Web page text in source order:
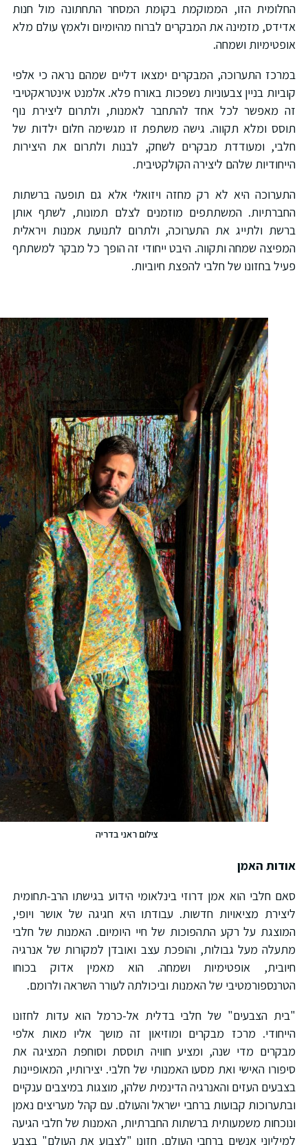
הזו, הממוקמת בקומת המסחר התחתונה מול חנות
מזמינה את המבקרים לברוח מהיומיום ולאמץ עולם מלא
ושמחה.
התערוכה, המבקרים ימצאו דליים שמהם נראה כי אלפי
בניין צבעוניות נשפכות באורח פלא. אלמנט אינטראקטיבי
מאפשר לכל אחד להתחבר לאמנות, ולתרום ליצירת נוף
ומלא תקווה. גישה משתפת זו מגשימה חלום ילדות של
ומעודדת מבקרים לשחק, לבנות ולתרום את היצירות
שלהם ליצירה הקולקטיבית.
היא לא רק מחזה ויזואלי אלא גם תופעה ברשתות
המשתתפים מוזמנים לצלם תמונות, לשתף אותן
ולתייג את התערוכה, ולתרום לתנועת אמנות ויראלית
שמחה ותקווה. היבט ייחודי זה הופך כל מבקר למשתתף
בחזונו של חלבי להפצת חיוביות.
צילום ראני בדריה
האמן
חלבי הוא אמן דרוזי בינלאומי הידוע בגישתו הרב-תחומית
מציאויות חדשות. עבודתו היא חגיגה של אושר ויופי,
על רקע התהפוכות של חיי היומיום. האמנות של חלבי
מעל גבולות, והופכת עצב ואובדן למקורות של אנרגיה
אופטימיות ושמחה. הוא מאמין אדוק בכוחו
של האמנות וביכולתה לעורר השראה ולרומם.
הצבעים" של חלבי בדלית אל-כרמל הוא עדות לחזונו
מרכז מבקרים ומוזיאון זה מושך אליו מאות אלפי
מדי שנה, ומציע חוויה תוססת וסוחפת המציגה את
האישי ואת מסעו האמנותי של חלבי. יצירותיו, המאופיינות
העזים והאנרגיה הדינמית שלהן, מוצגות במיצבים ענקיים
קבועות ברחבי ישראל והעולם. עם קהל מעריצים נאמן
משמעותית ברשתות החברתיות, האמנות של חלבי הגיעה
אנשים ברחבי העולם. חזונו "לצבוע את העולם" בצבע